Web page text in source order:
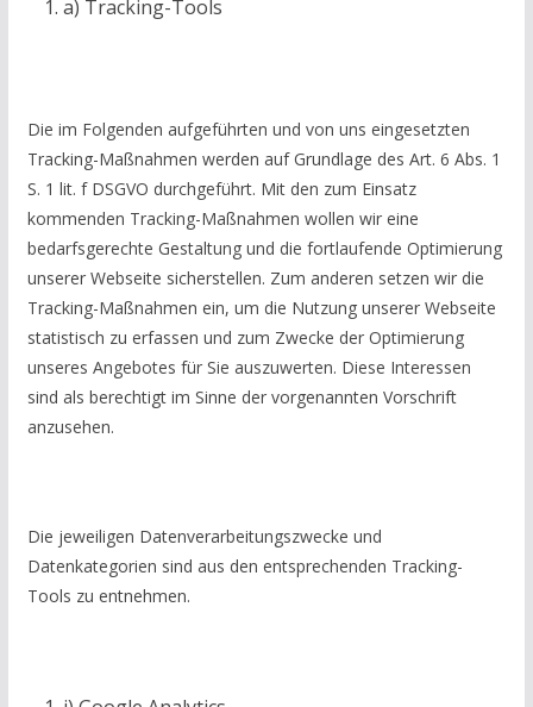
a) Tracking-Tools
Die im Folgenden aufgeführten und von uns eingesetzten
Tracking-Maßnahmen werden auf Grundlage des Art. 6 Abs. 1
S. 1 lit. f DSGVO durchgeführt. Mit den zum Einsatz
kommenden Tracking-Maßnahmen wollen wir eine
bedarfsgerechte Gestaltung und die fortlaufende Optimierung
unserer Webseite sicherstellen. Zum anderen setzen wir die
Tracking-Maßnahmen ein, um die Nutzung unserer Webseite
statistisch zu erfassen und zum Zwecke der Optimierung
unseres Angebotes für Sie auszuwerten. Diese Interessen
sind als berechtigt im Sinne der vorgenannten Vorschrift
anzusehen.
Die jeweiligen Datenverarbeitungszwecke und
Datenkategorien sind aus den entsprechenden Tracking-
Tools zu entnehmen.